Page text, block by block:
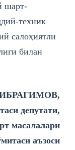
шарт-
техник
салоҳиятли
билан
ИБРАГИМОВ,
депутати,
масалалари
аъзоси